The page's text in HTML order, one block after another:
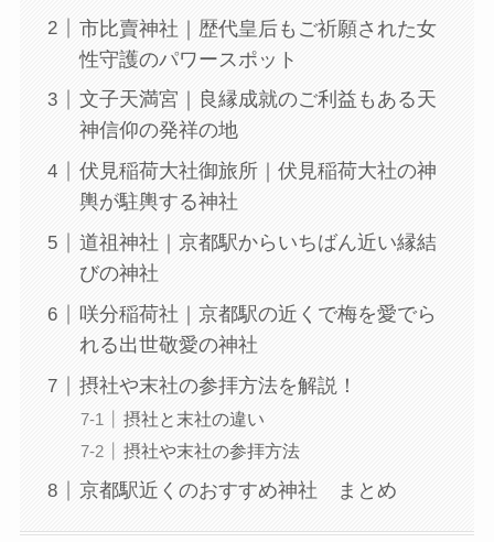
市比賣神社｜歴代皇后もご祈願された女
性守護のパワースポット
文子天満宮｜良縁成就のご利益もある天
神信仰の発祥の地
伏見稲荷大社御旅所｜伏見稲荷大社の神
輿が駐輿する神社
道祖神社｜京都駅からいちばん近い縁結
びの神社
咲分稲荷社｜京都駅の近くで梅を愛でら
れる出世敬愛の神社
摂社や末社の参拝方法を解説！
摂社と末社の違い
摂社や末社の参拝方法
京都駅近くのおすすめ神社 まとめ